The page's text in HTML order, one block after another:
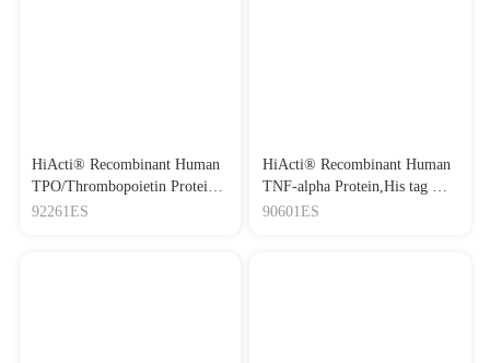
HiActi® Recombinant Human
TPO/Thrombopoietin Protein
重组人血小板生成素(液体）
92261ES
HiActi® Recombinant Human
TNF-alpha Protein,His tag 重
组人肿瘤坏死因子-α
90601ES